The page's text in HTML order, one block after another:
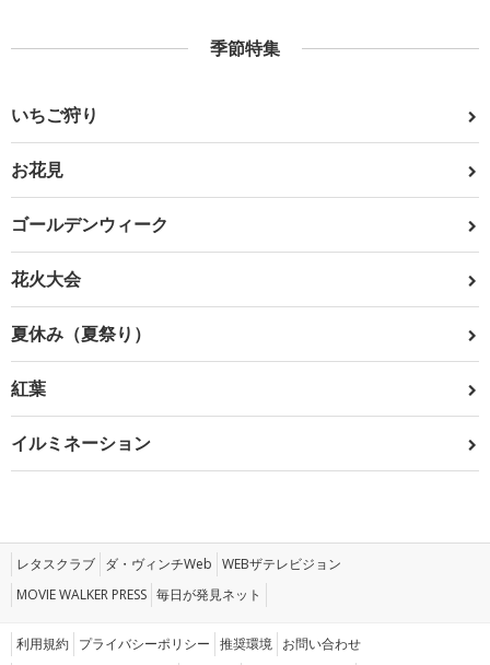
季節特集
いちご狩り
お花見
ゴールデンウィーク
花火大会
夏休み（夏祭り）
紅葉
イルミネーション
レタスクラブ ダ・ヴィンチWeb WEBザテレビジョン
MOVIE WALKER PRESS 毎日が発見ネット
利用規約 プライバシーポリシー 推奨環境 お問い合わせ